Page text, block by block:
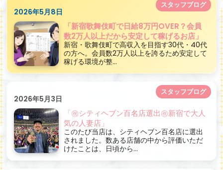
2026年5月8日
スタッフブログ
「新宿歌舞伎町で日給8万円OVER？会員
数2万人以上だから安定して稼げるお店」
新宿・歌舞伎町で高収入を目指す30代・40代
の方へ。会員数2万人以上を誇るため安定して
稼げる環境が整...
2026年5月3日
スタッフブログ
「㊗シティヘブン百名店選出㊗新宿で大人
気の人妻店」
このたび当店は、シティヘブン百名店に選出
されました。数ある店舗の中から評価いただ
けたことは、日頃から...